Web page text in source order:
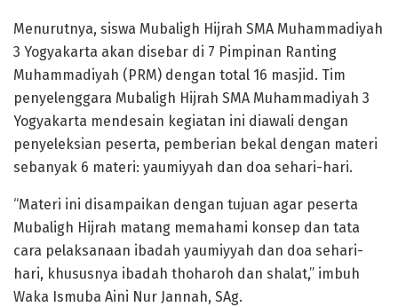
Menurutnya, siswa Mubaligh Hijrah SMA Muhammadiyah
3 Yogyakarta akan disebar di 7 Pimpinan Ranting
Muhammadiyah (PRM) dengan total 16 masjid. Tim
penyelenggara Mubaligh Hijrah SMA Muhammadiyah 3
Yogyakarta mendesain kegiatan ini diawali dengan
penyeleksian peserta, pemberian bekal dengan materi
sebanyak 6 materi: yaumiyyah dan doa sehari-hari.
“Materi ini disampaikan dengan tujuan agar peserta
Mubaligh Hijrah matang memahami konsep dan tata
cara pelaksanaan ibadah yaumiyyah dan doa sehari-
hari, khususnya ibadah thoharoh dan shalat,” imbuh
Waka Ismuba Aini Nur Jannah, SAg.